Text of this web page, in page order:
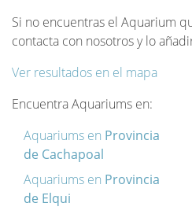
Si no encuentras el Aquarium
contacta con nosotros y lo
Ver resultados en el mapa
Encuentra Aquariums en:
Aquariums en Provincia
de Cachapoal
Aquariums en Provincia
de Elqui